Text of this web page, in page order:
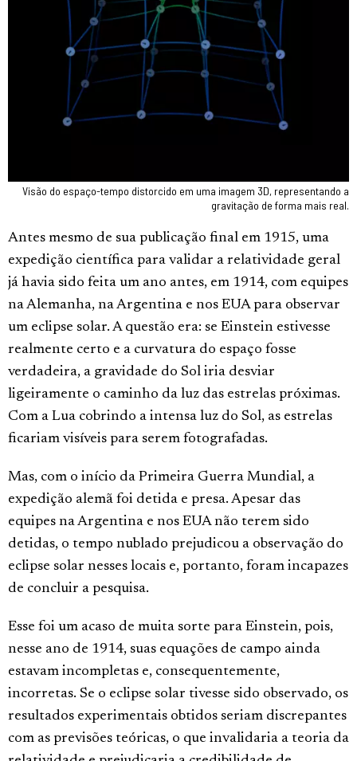
Visão do espaço-tempo distorcido em uma imagem 3D, representando a
gravitação de forma mais real.
Antes mesmo de sua publicação final em 1915, uma
expedição científica para validar a relatividade geral
já havia sido feita um ano antes, em 1914, com equipes
na Alemanha, na Argentina e nos EUA para observar
um eclipse solar. A questão era: se Einstein estivesse
realmente certo e a curvatura do espaço fosse
verdadeira, a gravidade do Sol iria desviar
ligeiramente o caminho da luz das estrelas próximas.
Com a Lua cobrindo a intensa luz do Sol, as estrelas
ficariam visíveis para serem fotografadas.
Mas, com o início da Primeira Guerra Mundial, a
expedição alemã foi detida e presa. Apesar das
equipes na Argentina e nos EUA não terem sido
detidas, o tempo nublado prejudicou a observação do
eclipse solar nesses locais e, portanto, foram incapazes
de concluir a pesquisa.
Esse foi um acaso de muita sorte para Einstein, pois,
nesse ano de 1914, suas equações de campo ainda
estavam incompletas e, consequentemente,
incorretas. Se o eclipse solar tivesse sido observado, os
resultados experimentais obtidos seriam discrepantes
com as previsões teóricas, o que invalidaria a teoria da